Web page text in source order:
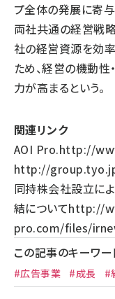
プ全体の発展に寄与
両社共通の経営戦
社の経営資源を効
ため、経営の機動
力が高まるという。
関連リンク
AOI Pro.http://
http://
同持株会社設立に
結についてhttp://
pro.com/files/
この記事のキーワー
#広告事業 #成長 #